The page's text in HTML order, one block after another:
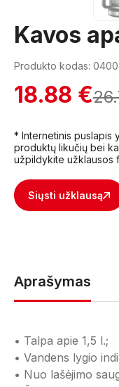
Kavos
Produkto kodas:
18.88 €
* Internetinis puslapis
produktų likučių bei
užpildykite užklausos
Siųsti užklausą
Aprašymas
• Talpa apie 1,5 l.;
• Vandens lygio
• Nuo lašėjimo